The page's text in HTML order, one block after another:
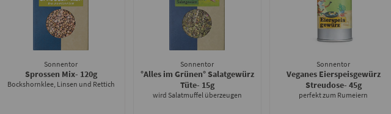
Sonnentor
Sprossen Mix- 120g
Bockshornklee, Linsen und Rettich
Sonnentor
°Alles im Grünen° Salatgewürz
Tüte- 15g
wird Salatmuffel überzeugen
Sonnentor
Veganes Eierspeisgewürz
Streudose- 45g
perfekt zum Rumeiern